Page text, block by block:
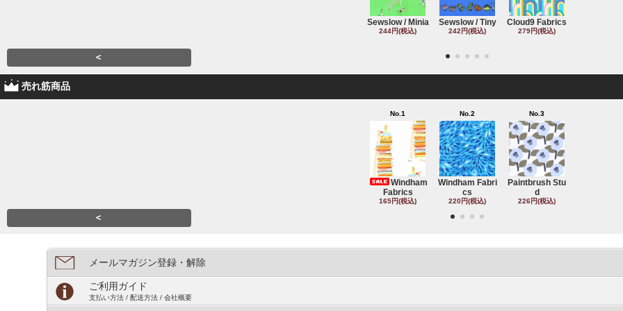
Sewslow / Minia
244円(税込)
Sewslow / Tiny
242円(税込)
Cloud9 Fabrics
279円(税込)
<
売れ筋商品
No.1
Windham
Fabrics
165円(税込)
No.2
Windham Fabri
cs
220円(税込)
No.3
Paintbrush Stu
d
226円(税込)
<
メールマガジン登録・解除
ご利用ガイド
支払い方法 / 配送方法 / 会社概要